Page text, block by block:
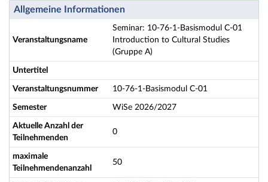
Allgemeine Informationen
Veranstaltungsname
Seminar: 10-76-1-Basismodul C-01
Introduction to Cultural Studies
(Gruppe A)
Untertitel
Veranstaltungsnummer 10-76-1-Basismodul C-01
Semester WiSe 2026/2027
Aktuelle Anzahl der
Teilnehmenden
0
maximale
Teilnehmendenanzahl
50